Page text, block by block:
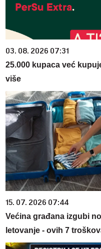
03. 08. 2026 07:31
25.000 kupaca već
više
15. 07. 2026 07:44
Većina građana izgubi
letovanje - ovih 7